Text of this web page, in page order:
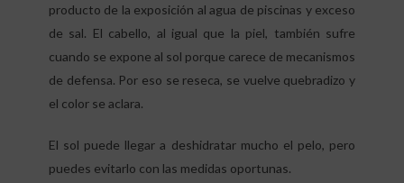
producto de la exposición al agua de piscinas y exceso
de sal. El cabello, al igual que la piel, también sufre
cuando se expone al sol porque carece de mecanismos
de defensa. Por eso se reseca, se vuelve quebradizo y
el color se aclara.
El sol puede llegar a deshidratar mucho el pelo, pero
puedes evitarlo con las medidas oportunas.